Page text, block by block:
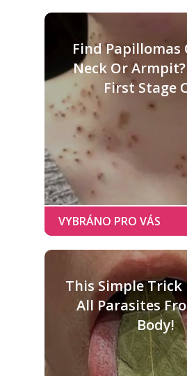
Find Papillomas
Neck Or
First Stage
This Simple Trick
All Parasites
Body!